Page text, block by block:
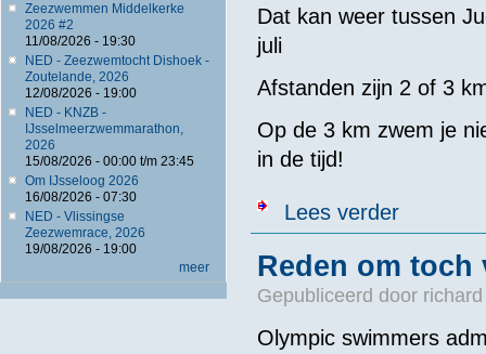
Zeezwemmen Middelkerke
2026 #2
11/08/2026 - 19:30
NED - Zeezwemtocht Dishoek -
Zoutelande, 2026
12/08/2026 - 19:00
NED - KNZB -
IJsselmeerzwemmarathon,
2026
15/08/2026 - 00:00t/m 23:45
Om IJsseloog 2026
16/08/2026 - 07:30
NED - Vlissingse
Zeezwemrace, 2026
19/08/2026 - 19:00
meer
Dat kan weer tussen
juli
Afstanden zijn 2 of 3
Op de 3 km zwem je
in de tijd!
Lees verderover Swim
Reden om toch
Gepubliceerd door
Olympic swimmers